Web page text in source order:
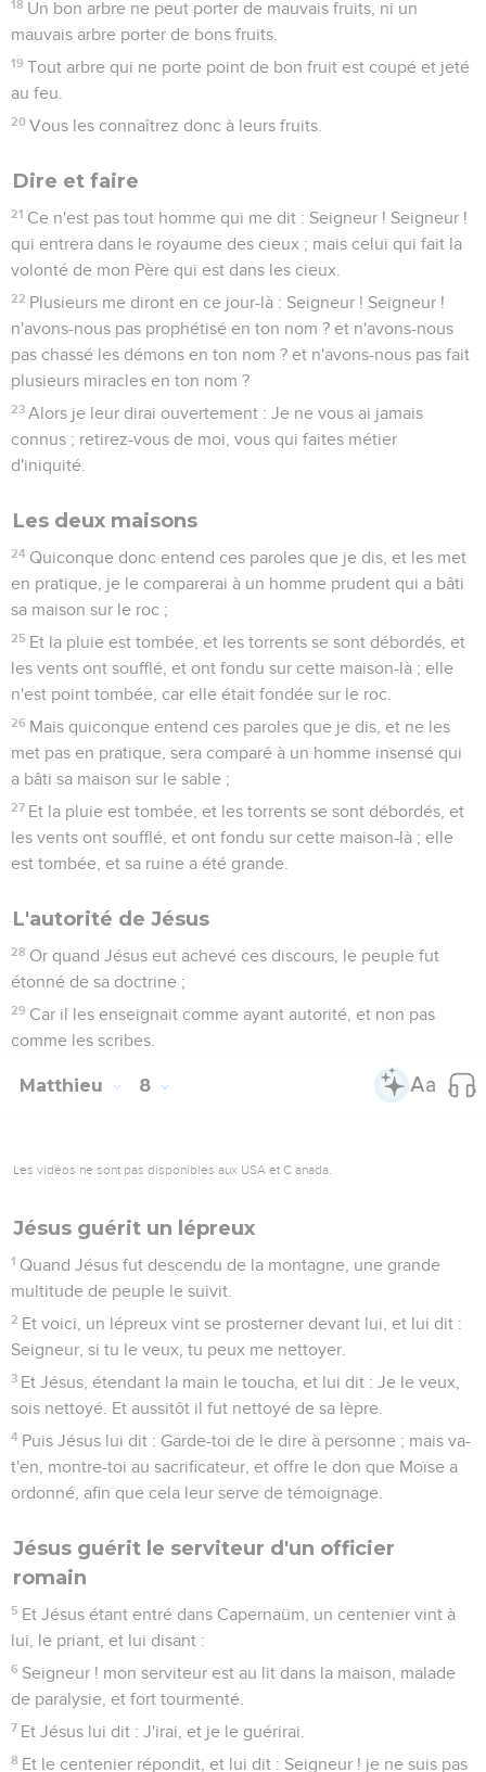
18 Un bon arbre ne peut porter de mauvais fruits, ni un
mauvais arbre porter de bons fruits.
19 Tout arbre qui ne porte point de bon fruit est coupé et jeté
au feu.
20 Vous les connaîtrez donc à leurs fruits.
Dire et faire
21 Ce n'est pas tout homme qui me dit : Seigneur ! Seigneur !
qui entrera dans le royaume des cieux ; mais celui qui fait la
volonté de mon Père qui est dans les cieux.
22 Plusieurs me diront en ce jour-là : Seigneur ! Seigneur !
n'avons-nous pas prophétisé en ton nom ? et n'avons-nous
pas chassé les démons en ton nom ? et n'avons-nous pas fait
plusieurs miracles en ton nom ?
23 Alors je leur dirai ouvertement : Je ne vous ai jamais
connus ; retirez-vous de moi, vous qui faites métier
d'iniquité.
Les deux maisons
24 Quiconque donc entend ces paroles que je dis, et les met
en pratique, je le comparerai à un homme prudent qui a bâti
sa maison sur le roc ;
25 Et la pluie est tombée, et les torrents se sont débordés, et
les vents ont soufflé, et ont fondu sur cette maison-là ; elle
n'est point tombée, car elle était fondée sur le roc.
26 Mais quiconque entend ces paroles que je dis, et ne les
met pas en pratique, sera comparé à un homme insensé qui
a bâti sa maison sur le sable ;
27 Et la pluie est tombée, et les torrents se sont débordés, et
les vents ont soufflé, et ont fondu sur cette maison-là ; elle
est tombée, et sa ruine a été grande.
L'autorité de Jésus
28 Or quand Jésus eut achevé ces discours, le peuple fut
étonné de sa doctrine ;
29 Car il les enseignait comme ayant autorité, et non pas
comme les scribes.
Matthieu 8
Les vidéos ne sont pas disponibles aux USA et C anada.
Jésus guérit un lépreux
1 Quand Jésus fut descendu de la montagne, une grande
multitude de peuple le suivit.
2 Et voici, un lépreux vint se prosterner devant lui, et lui dit :
Seigneur, si tu le veux, tu peux me nettoyer.
3 Et Jésus, étendant la main le toucha, et lui dit : Je le veux,
sois nettoyé. Et aussitôt il fut nettoyé de sa lèpre.
4 Puis Jésus lui dit : Garde-toi de le dire à personne ; mais va-
t'en, montre-toi au sacrificateur, et offre le don que Moïse a
ordonné, afin que cela leur serve de témoignage.
Jésus guérit le serviteur d'un officier
romain
5 Et Jésus étant entré dans Capernaüm, un centenier vint à
lui, le priant, et lui disant :
6 Seigneur ! mon serviteur est au lit dans la maison, malade
de paralysie, et fort tourmenté.
7 Et Jésus lui dit : J'irai, et je le guérirai.
8 Et le centenier répondit, et lui dit : Seigneur ! je ne suis pas